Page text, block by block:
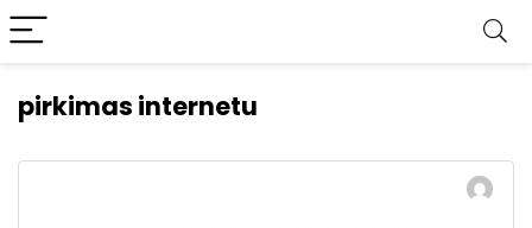
pirkimas internetu